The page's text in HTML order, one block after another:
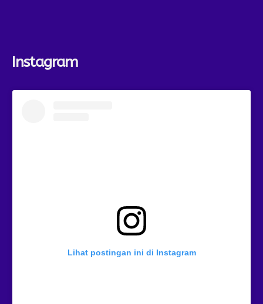
Instagram
Lihat postingan ini di Instagram